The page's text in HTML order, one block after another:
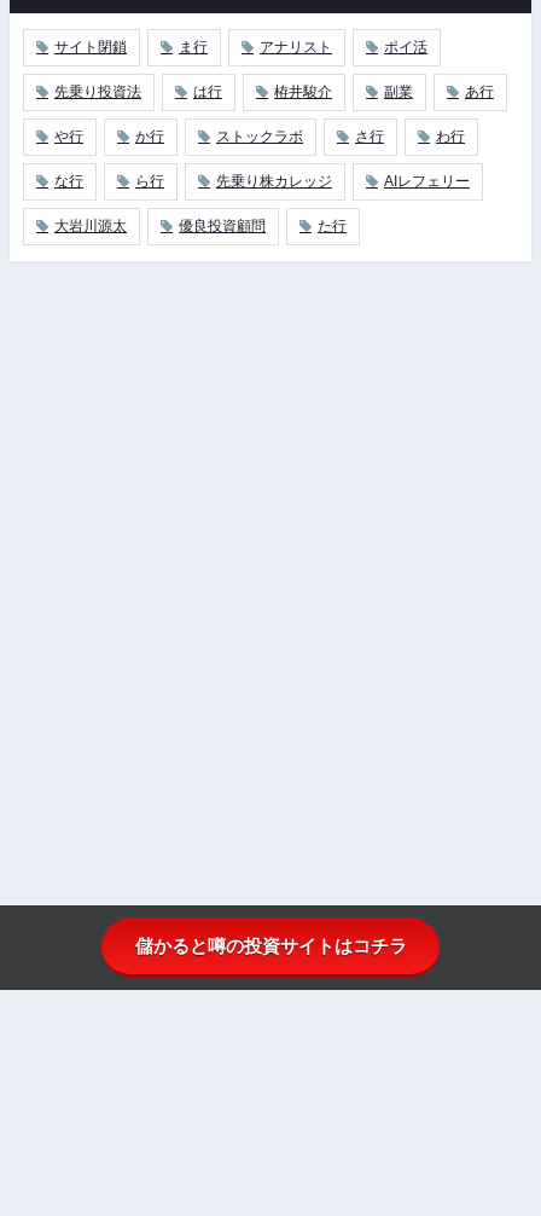
サイト閉鎖 ま行 アナリスト ポイ活
先乗り投資法 は行 栫井駿介 副業 あ行
や行 か行 ストックラボ さ行 わ行
な行 ら行 先乗り株カレッジ AIレフェリー
大岩川源太 優良投資顧問 た行
儲かると噂の投資サイトはコチラ